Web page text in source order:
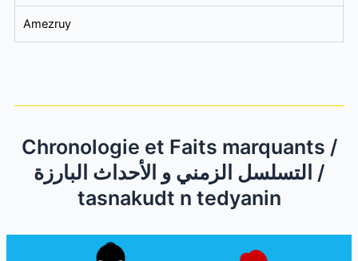
Amezruy
Chronologie et Faits marquants /
التسلسل الزمني و الأحداث البارزة /
tasnakudt n tedyanin